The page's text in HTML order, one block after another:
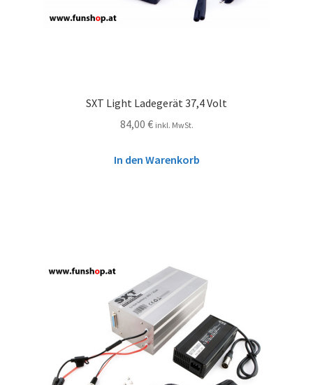
SXT Light Ladegerät 37,4 Volt
84,00 € inkl. MwSt.
In den Warenkorb